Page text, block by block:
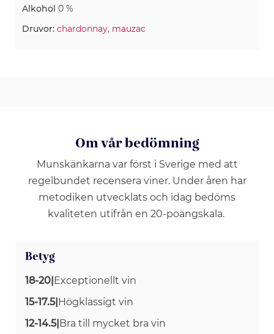
Alkohol 0 %
Druvor: chardonnay, mauzac
Om vår bedömning
Munskänkarna var först i Sverige med att
regelbundet recensera viner. Under åren har
metodiken utvecklats och idag bedöms
kvaliteten utifrån en 20-poängskala.
Betyg
18-20|Exceptionellt vin
15-17.5|Högklassigt vin
12-14.5|Bra till mycket bra vin